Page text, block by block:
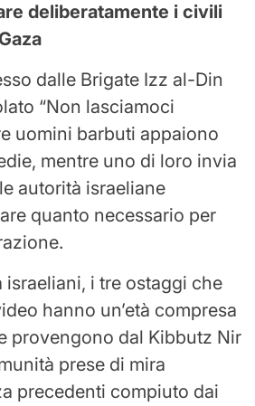
deliberatamente i civili
dalle Brigate Izz al-Din
“Non lasciamoci
uomini barbuti appaiono
mentre uno di loro invia
autorità israeliane
quanto necessario per
israeliani, i tre ostaggi che
hanno un’età compresa
provengono dal Kibbutz Nir
prese di mira
precedenti compiuto dai